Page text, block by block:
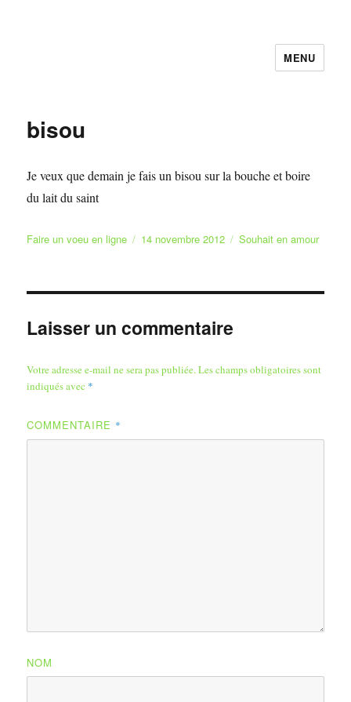
Faire et Ecrire un voeu gratuitement
MENU
bisou
Je veux que demain je fais un bisou sur la bouche et boire
du lait du saint
Auteur
Faire un voeu en ligne
Publié
14 novembre 2012 Catégories
Souhait en amour
Laisser un commentaire
Votre adresse e-mail ne sera pas publiée.Les champs obligatoires sont
indiqués avec *
COMMENTAIRE *
NOM